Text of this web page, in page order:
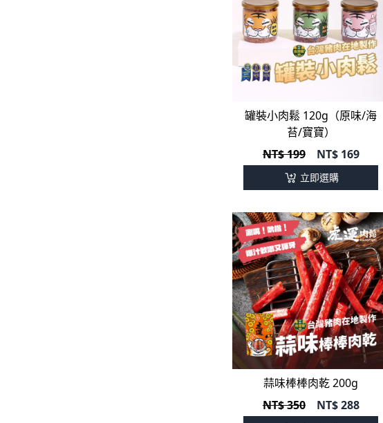
罐裝小肉鬆 120g（原味/海
苔/寶寶）
NT$ 199
NT$169
立即選購
蒜味棒棒肉乾 200g
NT$ 350
NT$288